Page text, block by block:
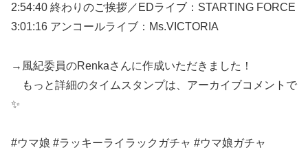
2:54:40 終わりのご挨拶／EDライブ：STARTING FORCE
3:01:16 アンコールライブ：Ms.VICTORIA
→風紀委員のRenkaさんに作成いただきました！
もっと詳細のタイムスタンプは、アーカイブコメントで
✨
#ウマ娘 #ラッキーライラックガチャ #ウマ娘ガチャ